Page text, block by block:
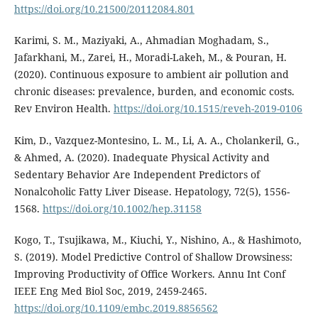
https://doi.org/10.21500/20112084.801
Karimi, S. M., Maziyaki, A., Ahmadian Moghadam, S.,
Jafarkhani, M., Zarei, H., Moradi-Lakeh, M., & Pouran, H.
(2020). Continuous exposure to ambient air pollution and
chronic diseases: prevalence, burden, and economic costs.
Rev Environ Health. https://doi.org/10.1515/reveh-2019-0106
Kim, D., Vazquez-Montesino, L. M., Li, A. A., Cholankeril, G.,
& Ahmed, A. (2020). Inadequate Physical Activity and
Sedentary Behavior Are Independent Predictors of
Nonalcoholic Fatty Liver Disease. Hepatology, 72(5), 1556-
1568. https://doi.org/10.1002/hep.31158
Kogo, T., Tsujikawa, M., Kiuchi, Y., Nishino, A., & Hashimoto,
S. (2019). Model Predictive Control of Shallow Drowsiness:
Improving Productivity of Office Workers. Annu Int Conf
IEEE Eng Med Biol Soc, 2019, 2459-2465.
https://doi.org/10.1109/embc.2019.8856562